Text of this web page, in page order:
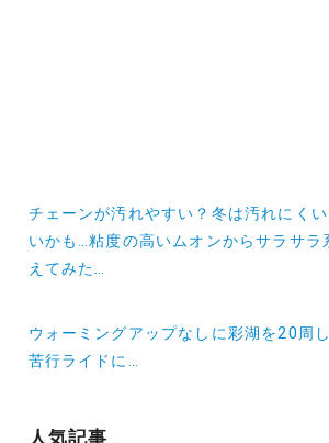
稿
ナ
ゲ
シ
チェーンが汚れやすい？冬は汚れにく
いかも…粘度の高いムオンからサラサラ
えてみた…
ウォーミングアップなしに彩湖を20周
苦行ライドに…
人気記事